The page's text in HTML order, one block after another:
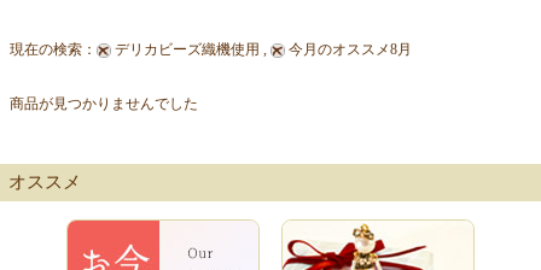
【キット商品一覧】
現在の検索： デリカビーズ織機使用 , 今月のオススメ8月
商品が見つかりませんでした
オススメ